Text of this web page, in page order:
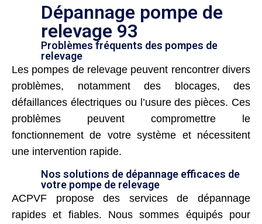
Dépannage pompe de
relevage 93
Problèmes fréquents des pompes de
relevage
Les pompes de relevage peuvent rencontrer divers
problèmes, notamment des blocages, des
défaillances électriques ou l’usure des pièces. Ces
problèmes peuvent compromettre le
fonctionnement de votre système et nécessitent
une intervention rapide.
Nos solutions de dépannage efficaces de
votre pompe de relevage
ACPVF propose des services de dépannage
rapides et fiables. Nous sommes équipés pour